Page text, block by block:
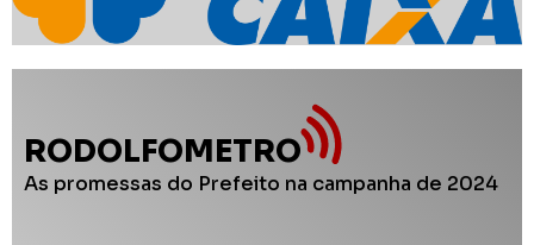
RODOLFOMETRO
As promessas do Prefeito na campanha de 2024